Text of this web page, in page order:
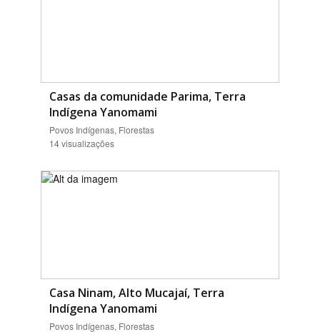
Casas da comunidade Parima, Terra
Indígena Yanomami
Povos Indígenas, Florestas
14 visualizações
Casa Ninam, Alto Mucajaí, Terra
Indígena Yanomami
Povos Indígenas, Florestas